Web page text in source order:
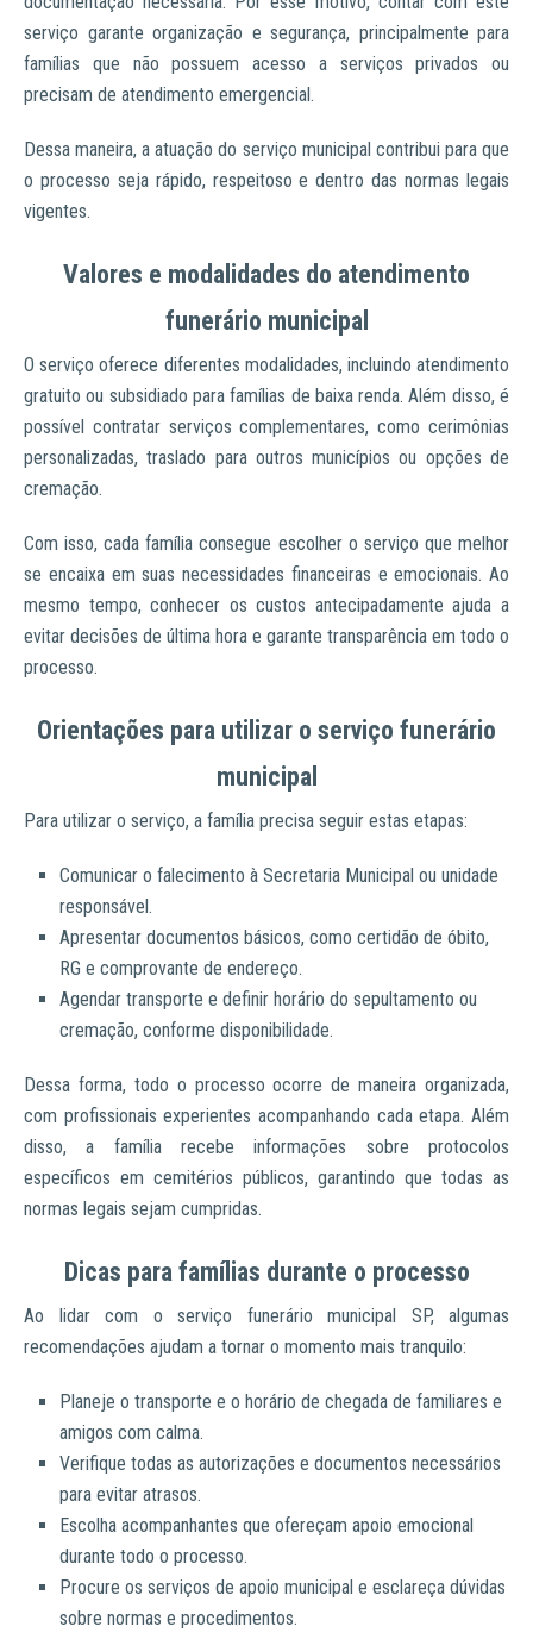
serviço garante organização e segurança, principalmente para
famílias que não possuem acesso a serviços privados ou
precisam de atendimento emergencial.
Dessa maneira, a atuação do serviço municipal contribui para que
o processo seja rápido, respeitoso e dentro das normas legais
vigentes.
Valores e modalidades do atendimento
funerário municipal
O serviço oferece diferentes modalidades, incluindo atendimento
gratuito ou subsidiado para famílias de baixa renda. Além disso, é
possível contratar serviços complementares, como cerimônias
personalizadas, traslado para outros municípios ou opções de
cremação.
Com isso, cada família consegue escolher o serviço que melhor
se encaixa em suas necessidades financeiras e emocionais. Ao
mesmo tempo, conhecer os custos antecipadamente ajuda a
evitar decisões de última hora e garante transparência em todo o
processo.
Orientações para utilizar o serviço funerário
municipal
Para utilizar o serviço, a família precisa seguir estas etapas:
Comunicar o falecimento à Secretaria Municipal ou unidade
responsável.
Apresentar documentos básicos, como certidão de óbito,
RG e comprovante de endereço.
Agendar transporte e definir horário do sepultamento ou
cremação, conforme disponibilidade.
Dessa forma, todo o processo ocorre de maneira organizada,
com profissionais experientes acompanhando cada etapa. Além
disso, a família recebe informações sobre protocolos
específicos em cemitérios públicos, garantindo que todas as
normas legais sejam cumpridas.
Dicas para famílias durante o processo
Ao lidar com o serviço funerário municipal SP, algumas
recomendações ajudam a tornar o momento mais tranquilo:
Planeje o transporte e o horário de chegada de familiares e
amigos com calma.
Verifique todas as autorizações e documentos necessários
para evitar atrasos.
Escolha acompanhantes que ofereçam apoio emocional
durante todo o processo.
Procure os serviços de apoio municipal e esclareça dúvidas
sobre normas e procedimentos.